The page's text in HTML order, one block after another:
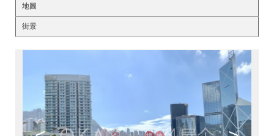
地圖
街景